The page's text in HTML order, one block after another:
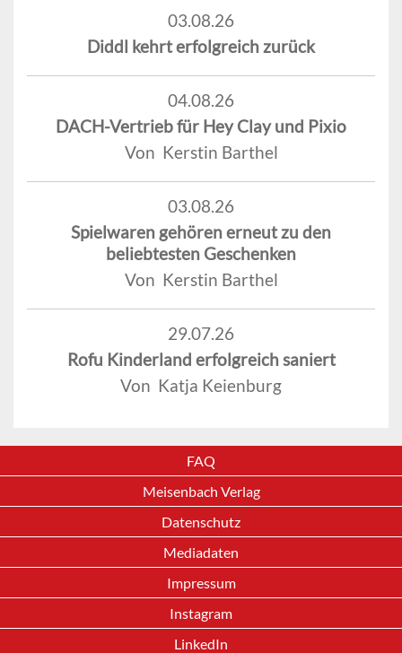
03.08.26
Diddl kehrt erfolgreich zurück
04.08.26
DACH-Vertrieb für Hey Clay und Pixio
Von Kerstin Barthel
03.08.26
Spielwaren gehören erneut zu den
beliebtesten Geschenken
Von Kerstin Barthel
29.07.26
Rofu Kinderland erfolgreich saniert
Von Katja Keienburg
FAQ
Meisenbach Verlag
Datenschutz
Mediadaten
Impressum
Instagram
LinkedIn